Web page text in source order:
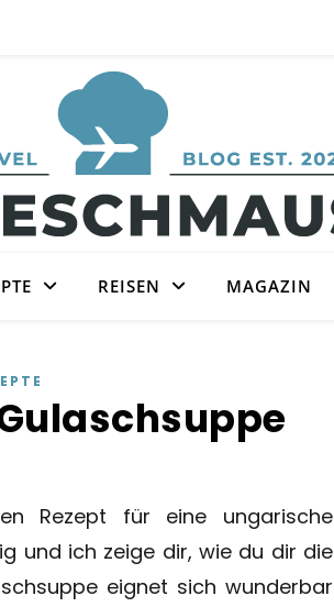
REISEN MAGAZIN
Rezept für eine ungarische
und ich zeige dir, wie du dir die
eignet sich wunderbar